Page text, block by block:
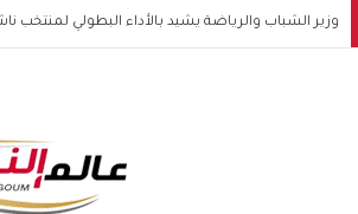
مي فاروق تطرح أغنية “حبايبنا”.. تعاون رومانسي جديد